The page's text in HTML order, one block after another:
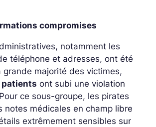
compromises
notamment les
téléphone et adresses, ont été
grande majorité des victimes,
patients ont subi une violation
ce sous-groupe, les pirates
notes médicales en champ libre
extrêmement sensibles sur